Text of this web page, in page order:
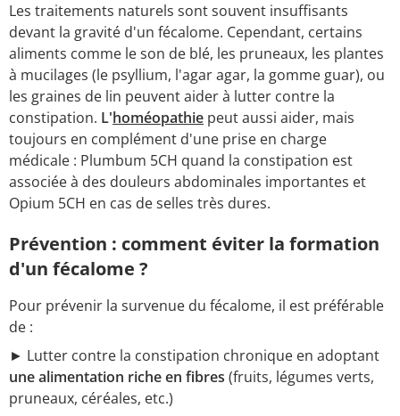
Les traitements naturels sont souvent insuffisants
devant la gravité d'un fécalome. Cependant, certains
aliments comme le son de blé, les pruneaux, les plantes
à mucilages (le psyllium, l'agar agar, la gomme guar), ou
les graines de lin peuvent aider à lutter contre la
constipation. L'homéopathie peut aussi aider, mais
toujours en complément d'une prise en charge
médicale : Plumbum 5CH quand la constipation est
associée à des douleurs abdominales importantes et
Opium 5CH en cas de selles très dures.
Prévention : comment éviter la formation
d'un fécalome ?
Pour prévenir la survenue du fécalome, il est préférable
de :
► Lutter contre la constipation chronique en adoptant
une alimentation riche en fibres (fruits, légumes verts,
pruneaux, céréales, etc.)